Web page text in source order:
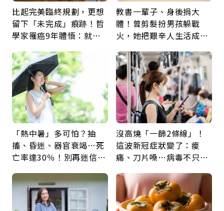
比起完美臨終規劃，更想
留下「未完成」痕跡！哲
學家罹癌9年體悟：就算
天相遇
教書一輩子、身後捐大
體！曾剪髮扮男孩躲戰
火，她把艱辛人生活成風
福
「熱中暑」多可怕？抽
搐、昏迷、器官衰竭…死
亡率達30％！別再迷信
5招才能真救命
沒高燒「一篩2條線」！
這波新冠症狀變了：痠
痛、刀片嗓…病毒不只攻
管發炎